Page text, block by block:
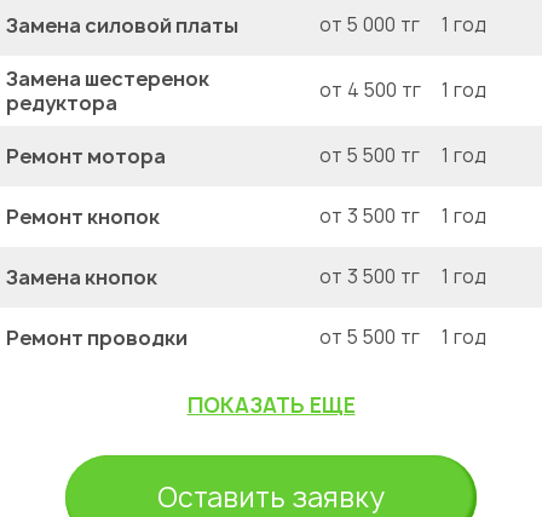
Замена силовой платы от 5 000 тг 1 год
Замена шестеренок
редуктора
от 4 500 тг 1 год
Ремонт мотора от 5 500 тг 1 год
Ремонт кнопок от 3 500 тг 1 год
Замена кнопок от 3 500 тг 1 год
Ремонт проводки от 5 500 тг 1 год
ПОКАЗАТЬ ЕЩЕ
Оставить заявку